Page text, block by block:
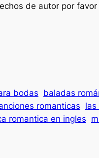
de autor por favor
bodas
baladas
romanticas las
romantica en ingles